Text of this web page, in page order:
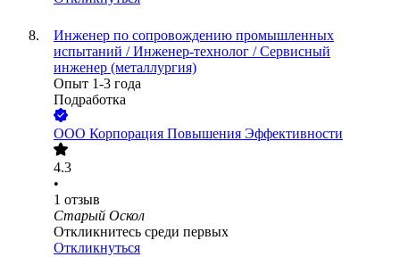
Инженер по сопровождению промышленных
испытаний / Инженер-технолог / Сервисный
инженер (металлургия)
Опыт 1-3 года
Подработка
ООО Корпорация Повышения Эффективности
4.3
•
1 отзыв
Старый Оскол
Откликнитесь среди первых
Откликнуться